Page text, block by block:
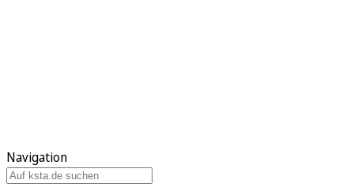
Navigation